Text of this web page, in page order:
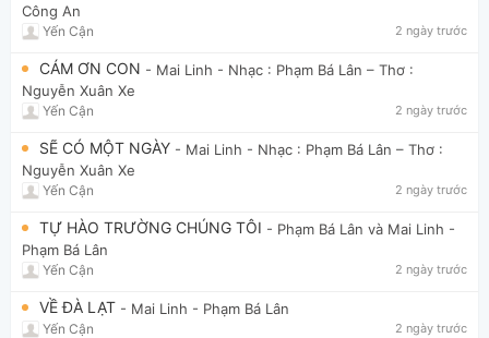
Công An
Yến Cận 2 ngày trước
CÁM ƠN CON - Mai Linh - Nhạc : Phạm Bá Lân – Thơ :
Nguyễn Xuân Xe
Yến Cận 2 ngày trước
SẼ CÓ MỘT NGÀY - Mai Linh - Nhạc : Phạm Bá Lân – Thơ :
Nguyễn Xuân Xe
Yến Cận 2 ngày trước
TỰ HÀO TRƯỜNG CHÚNG TÔI - Phạm Bá Lân và Mai Linh -
Phạm Bá Lân
Yến Cận 2 ngày trước
VỀ ĐÀ LẠT - Mai Linh - Phạm Bá Lân
Yến Cận 2 ngày trước